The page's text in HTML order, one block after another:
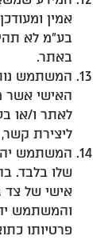
אמין
בע"מ לא
באתר.
המשתמש
האישי אשר
לאתר ו/או
ליצירת
המשתמש
שלו בלבד.
אישי של צד
והמשתמש
פרטיותו